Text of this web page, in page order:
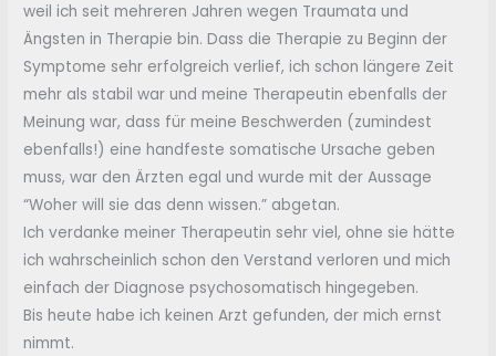
weil ich seit mehreren Jahren wegen Traumata und
Ängsten in Therapie bin. Dass die Therapie zu Beginn der
Symptome sehr erfolgreich verlief, ich schon längere Zeit
mehr als stabil war und meine Therapeutin ebenfalls der
Meinung war, dass für meine Beschwerden (zumindest
ebenfalls!) eine handfeste somatische Ursache geben
muss, war den Ärzten egal und wurde mit der Aussage
“Woher will sie das denn wissen.” abgetan.
Ich verdanke meiner Therapeutin sehr viel, ohne sie hätte
ich wahrscheinlich schon den Verstand verloren und mich
einfach der Diagnose psychosomatisch hingegeben.
Bis heute habe ich keinen Arzt gefunden, der mich ernst
nimmt.